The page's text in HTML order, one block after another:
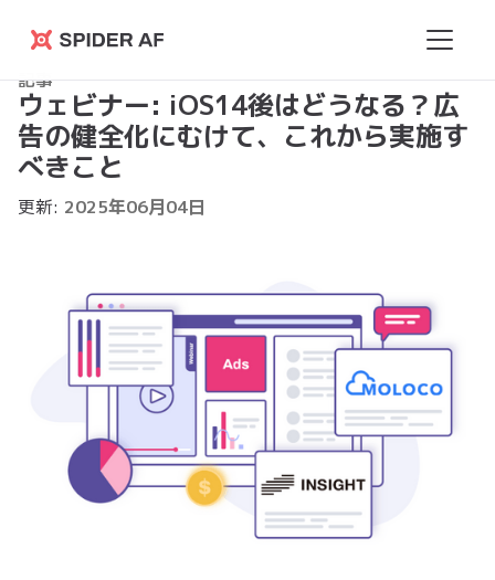
Spider
AF
記事
ウェビナー: iOS14後はどうなる？広
告の健全化にむけて、これから実施す
べきこと
更新: 2025年06月04日